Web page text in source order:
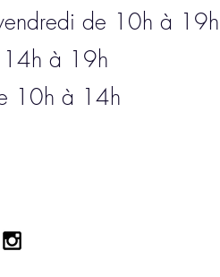
de 10h à 19h
à 19h
10h à 14h